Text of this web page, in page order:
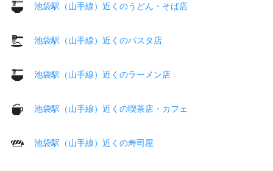
池袋駅（山手線）近くのうどん・そば店
池袋駅（山手線）近くのパスタ店
池袋駅（山手線）近くのラーメン店
池袋駅（山手線）近くの喫茶店・カフェ
池袋駅（山手線）近くの寿司屋